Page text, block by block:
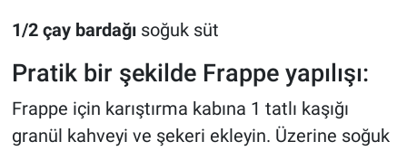
1/2 çay bardağı soğuk süt
Pratik bir şekilde Frappe yapılışı:
Frappe için karıştırma kabına 1 tatlı kaşığı
granül kahveyi ve şekeri ekleyin. Üzerine soğuk